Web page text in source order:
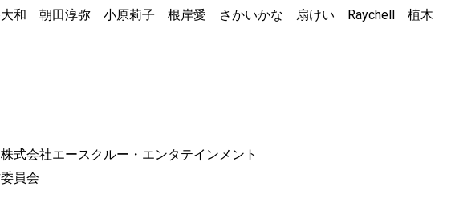
大和 朝田淳弥 小原莉子 根岸愛 さかいかな 扇けい Raychell 植木
式会社エースクルー・エンタテインメント
員会